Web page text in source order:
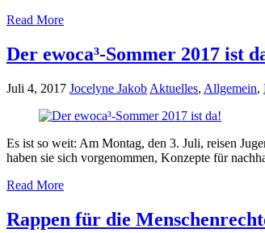
Read More
Der ewoca³-Sommer 2017 ist
Juli 4, 2017 Jocelyne Jakob Aktuelles, Allgemein,
Es ist so weit: Am Montag, den 3. Juli, reisen
haben sie sich vorgenommen, Konzepte für
Read More
Rappen für die